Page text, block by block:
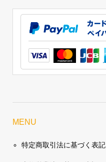
MENU
特定商取引法に基づく表記